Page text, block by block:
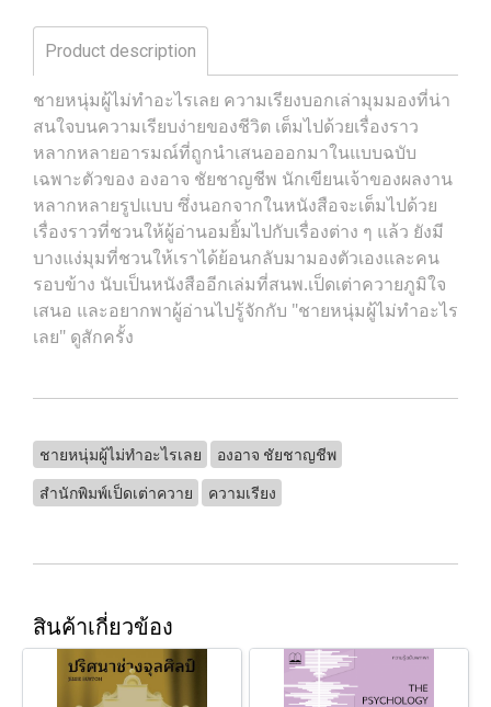
Product description
ชายหนุ่มผู้ไม่ทำอะไรเลย ความเรียงบอกเล่ามุมมองที่น่า
สนใจบนความเรียบง่ายของชีวิต เต็มไปด้วยเรื่องราว
หลากหลายอารมณ์ที่ถูกนำเสนอออกมาในแบบฉบับ
เฉพาะตัวของ องอาจ ชัยชาญชีพ นักเขียนเจ้าของผลงาน
หลากหลายรูปแบบ ซึ่งนอกจากในหนังสือจะเต็มไปด้วย
เรื่องราวที่ชวนให้ผู้อ่านอมยิ้มไปกับเรื่องต่าง ๆ แล้ว ยังมี
บางแง่มุมที่ชวนให้เราได้ย้อนกลับมามองตัวเองและคน
รอบข้าง นับเป็นหนังสืออีกเล่มที่สนพ.เป็ดเต่าควายภูมิใจ
เสนอ และอยากพาผู้อ่านไปรู้จักกับ "ชายหนุ่มผู้ไม่ทำอะไร
เลย" ดูสักครั้ง
ชายหนุ่มผู้ไม่ทำอะไรเลย องอาจ ชัยชาญชีพ
สำนักพิมพ์เป็ดเต่าควาย ความเรียง
สินค้าเกี่ยวข้อง